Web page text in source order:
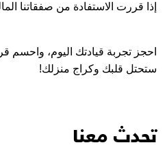
إذا قررت الاستفادة من صفقاتنا
احجز تجربة قيادتك اليوم، واحسم
ستحتل قلبك وكراج منزلك!
تحدث معنا